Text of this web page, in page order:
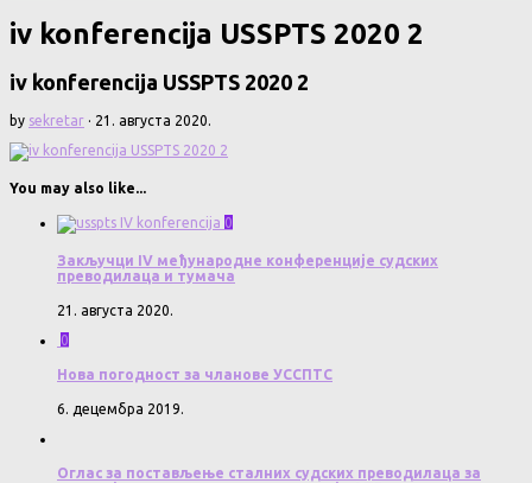
iv konferencija USSPTS 2020 2
iv konferencija USSPTS 2020 2
by sekretar · 21. августа 2020.
You may also like...
0
Закључци IV међународне конференције судских
преводилаца и тумача
21. августа 2020.
0
Нова погодност за чланове УССПТС
6. децембра 2019.
Оглас за постављење сталних судских преводилаца за